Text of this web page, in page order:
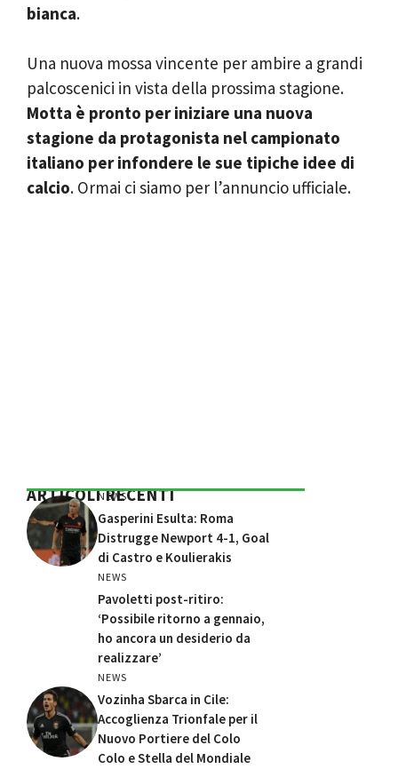
bianca.
Una nuova mossa vincente per ambire a grandi
palcoscenici in vista della prossima stagione.
Motta è pronto per iniziare una nuova
stagione da protagonista nel campionato
italiano per infondere le sue tipiche idee di
calcio. Ormai ci siamo per l’annuncio ufficiale.
ARTICOLI RECENTI
NEWS
Gasperini Esulta: Roma
Distrugge Newport 4-1, Goal
di Castro e Koulierakis
NEWS
Pavoletti post-ritiro:
‘Possibile ritorno a gennaio,
ho ancora un desiderio da
realizzare’
NEWS
Vozinha Sbarca in Cile:
Accoglienza Trionfale per il
Nuovo Portiere del Colo
Colo e Stella del Mondiale